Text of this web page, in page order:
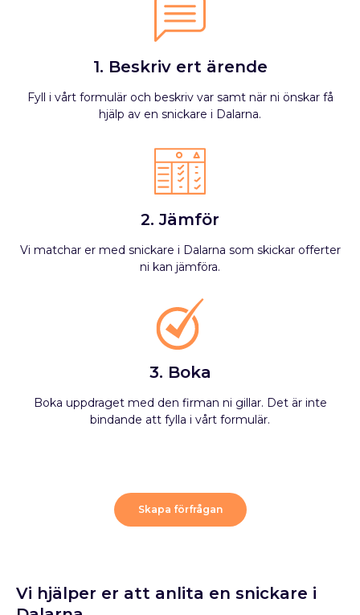
1. Beskriv ert ärende
Fyll i vårt formulär och beskriv var samt när ni önskar få
hjälp av en snickare i Dalarna.
2. Jämför
Vi matchar er med snickare i Dalarna som skickar offerter
ni kan jämföra.
3. Boka
Boka uppdraget med den firman ni gillar. Det är inte
bindande att fylla i vårt formulär.
Skapa förfrågan
Vi hjälper er att anlita en snickare i